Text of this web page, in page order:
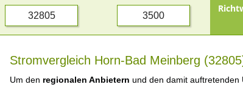
Stromvergleich Horn-Bad Meinberg
Um den regionalen Anbietern und den damit auftretenden